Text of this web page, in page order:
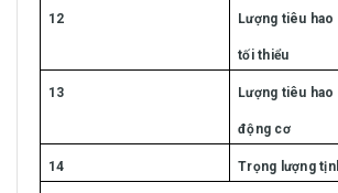
12 Lượng tiêu hao
tối thiểu
13 Lượng tiêu hao
động cơ
14 Trọng lượng